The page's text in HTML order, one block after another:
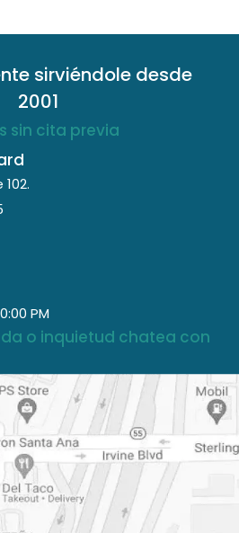
sirviéndole desde
2001
sin cita previa
PM
o inquietud chatea con
semana)